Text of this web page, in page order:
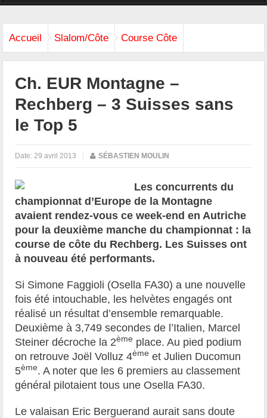
Accueil Slalom/Côte Course Côte
Ch. EUR Montagne –
Rechberg – 3 Suisses sans
le Top 5
Date: 29 avril 2013 | SÉBASTIEN MOULIN
Les concurrents du
championnat d’Europe de la Montagne
avaient rendez-vous ce week-end en Autriche
pour la deuxième manche du championnat : la
course de côte du Rechberg. Les Suisses ont
à nouveau été performants.
Si Simone Faggioli (Osella FA30) a une nouvelle
fois été intouchable, les helvètes engagés ont
réalisé un résultat d’ensemble remarquable.
Deuxième à 3,749 secondes de l’Italien, Marcel
Steiner décroche la 2ème place. Au pied podium
on retrouve Joël Volluz 4ème et Julien Ducomun
5ème. A noter que les 6 premiers au classement
général pilotaient tous une Osella FA30.
Le valaisan Eric Berguerand aurait sans doute